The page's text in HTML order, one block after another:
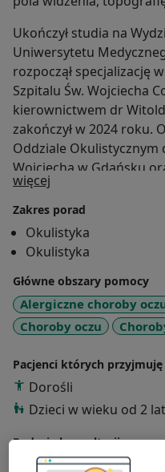
Ukończył studia na
Uniwersytetu
rozpoczął specjalizację
Szpitalu Św. Wojciecha
kierownictwem dr
zakończył w 2024 roku.
Oddziale Okulistycznym
Wojciecha w Gdańsku
Pododdziale
Niedowidzenia.
więcej
Zakres porad
Okulistyka
Okulistyka
Główne obszary pomocy
Alergiczne choroby
Choroby oczu
Pacjenci których przyjmuję
Dorośli
Dzieci w wieku od 2 lat
Rodzaje konsultacji
StacjonarneZobacz